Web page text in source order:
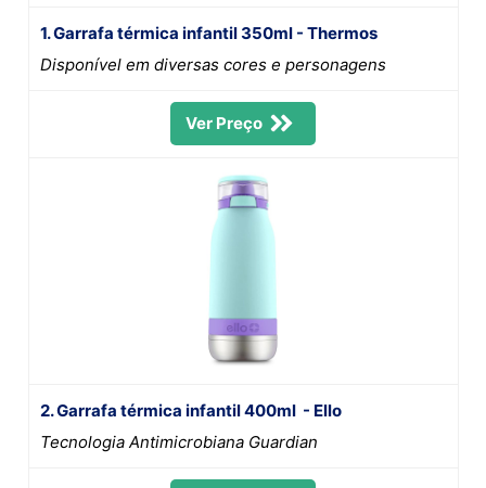
1. Garrafa térmica infantil 350ml - Thermos
Disponível em diversas cores e personagens
Ver Preço
2. Garrafa térmica infantil 400ml - Ello
Tecnologia Antimicrobiana Guardian